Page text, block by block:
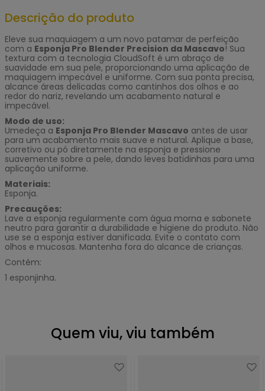
Descrição do produto
Eleve sua maquiagem a um novo patamar de perfeição
com a Esponja Pro Blender Precision da Mascavo! Sua
textura com a tecnologia CloudSoft é um abraço de
suavidade em sua pele, proporcionando uma aplicação de
maquiagem impecável e uniforme. Com sua ponta precisa,
alcance áreas delicadas como cantinhos dos olhos e ao
redor do nariz, revelando um acabamento natural e
impecável.
Modo de uso:
Umedeça a Esponja Pro Blender Mascavo antes de usar
para um acabamento mais suave e natural. Aplique a base,
corretivo ou pó diretamente na esponja e pressione
suavemente sobre a pele, dando leves batidinhas para uma
aplicação uniforme.
Materiais:
Esponja.
Precauções:
Lave a esponja regularmente com água morna e sabonete
neutro para garantir a durabilidade e higiene do produto. Não
use se a esponja estiver danificada. Evite o contato com
olhos e mucosas. Mantenha fora do alcance de crianças.
Contém:
1 esponjinha.
Quem viu, viu também